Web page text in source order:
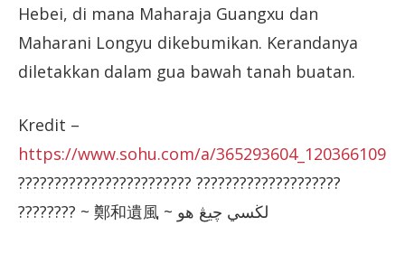
Hebei, di mana Maharaja Guangxu dan
Maharani Longyu dikebumikan. Kerandanya
diletakkan dalam gua bawah tanah buatan.
Kredit –
https://www.sohu.com/a/365293604_120366109
???????????????????????? ????????????????????
???????? ~ 鄭和遺風 ~ لڬسي چيڠ هو